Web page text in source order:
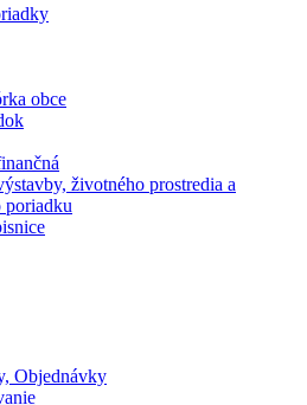
obce
životného prostredia a
poriadku
Objednávky